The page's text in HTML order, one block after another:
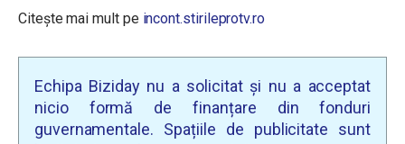
Citește mai mult pe incont.stirileprotv.ro
Echipa Biziday nu a solicitat și nu a acceptat
nicio formă de finanțare din fonduri
guvernamentale. Spațiile de publicitate sunt